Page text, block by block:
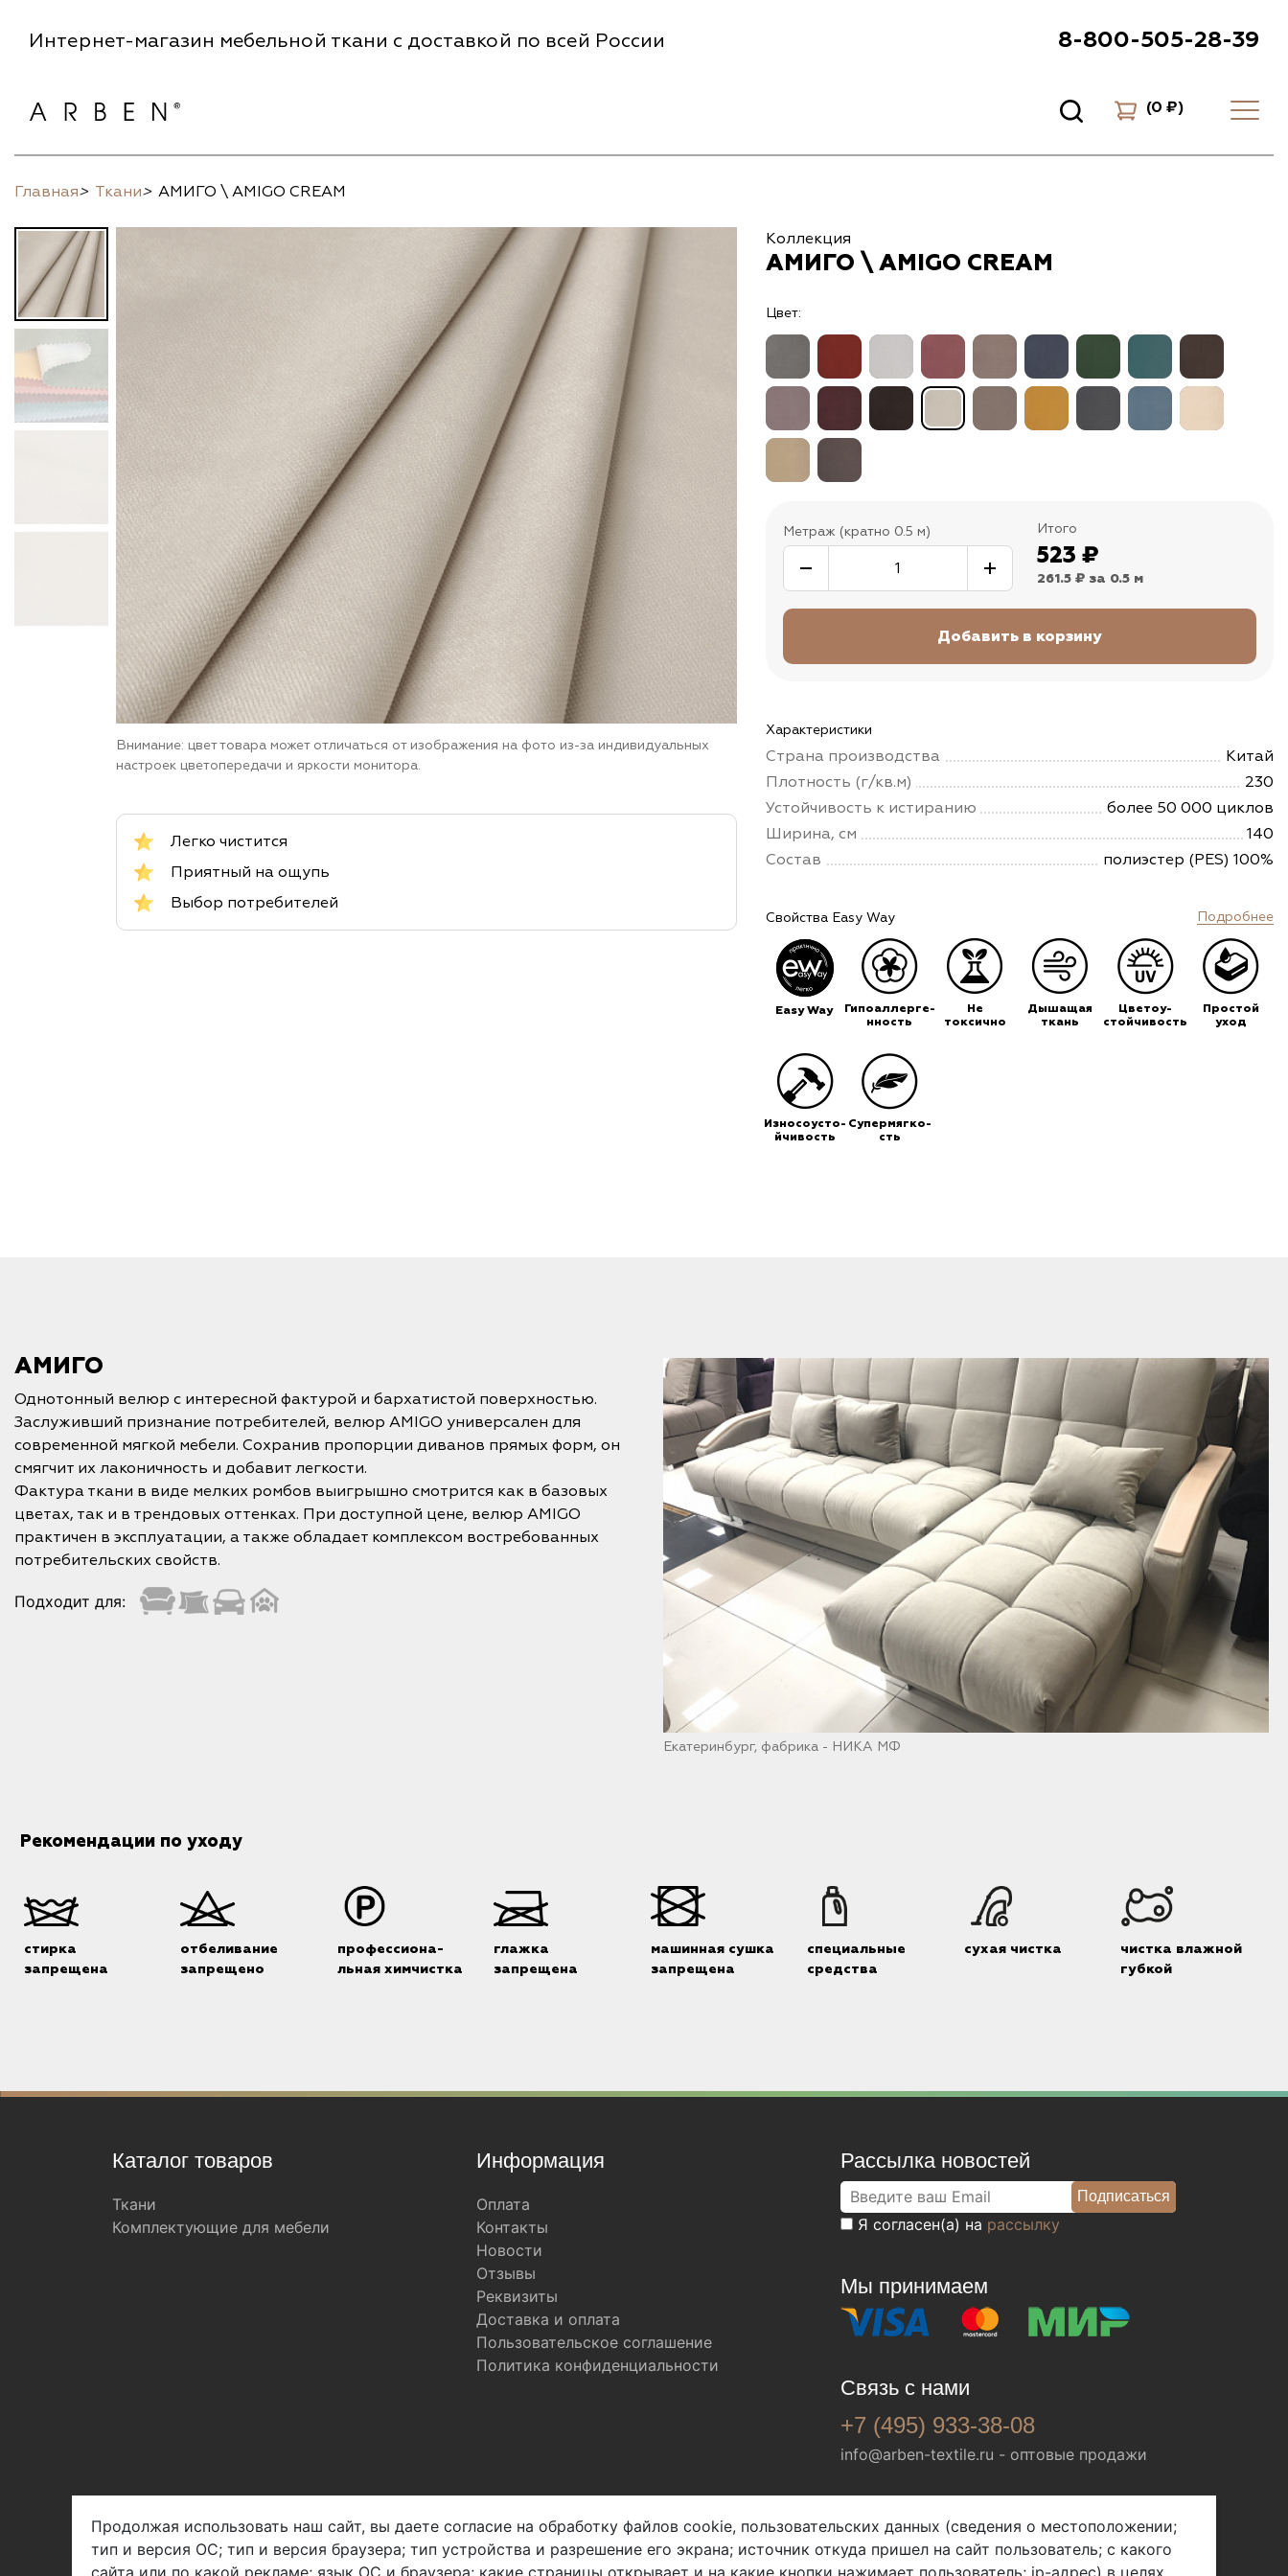
Интернет-магазин мебельной ткани с доставкой по всей России 8-800-505-28-39
(0 ₽)
Главная> Ткани> АМИГО \ AMIGO CREAM
Внимание: цвет товара может отличаться от изображения на фото из-за индивидуальных
настроек цветопередачи и яркости монитора.
Легко чистится
Приятный на ощупь
Выбор потребителей
Коллекция
АМИГО \ AMIGO CREAM
Цвет:
Метраж (кратно 0.5 м) Итого
523 ₽
261.5 ₽ за 0.5 м
Характеристики
Страна производства
Китай
Плотность (г/кв.м)
230
Устойчивость к истиранию
более 50 000 циклов
Ширина, см
140
Состав
полиэстер (PES) 100%
Свойства Easy Way Подробнее
Easy Way
Гипоаллерге-
нность
Не
токсично
Дышащая
ткань
Цветоу-
стойчивость
Простой
уход
Износоусто-
йчивость
Супермягко-
сть
АМИГО
Однотонный велюр с интересной фактурой и бархатистой поверхностью.
Заслуживший признание потребителей, велюр AMIGO универсален для
современной мягкой мебели. Сохранив пропорции диванов прямых форм, он
смягчит их лаконичность и добавит легкости.
Фактура ткани в виде мелких ромбов выигрышно смотрится как в базовых
цветах, так и в трендовых оттенках. При доступной цене, велюр AMIGO
практичен в эксплуатации, а также обладает комплексом востребованных
потребительских свойств.
Подходит для:
Екатеринбург, фабрика - НИКА МФ
Рекомендации по уходу
стирка
запрещена
отбеливание
запрещено
профессиона-
льная химчистка
глажка
запрещена
машинная сушка
запрещена
специальные
средства
сухая чистка
чистка влажной
губкой
Каталог товаров
Ткани
Комплектующие для мебели
Информация
Оплата
Контакты
Новости
Отзывы
Реквизиты
Доставка и оплата
Пользовательское соглашение
Политика конфиденциальности
Рассылка новостей
Я согласен(а) на рассылку
Мы принимаем
Связь с нами
+7 (495) 933-38-08
info@arben-textile.ru - оптовые продажи
Арбен текстиль г. Щелково, пер.
Мы в соц. сетях
Продолжая использовать наш сайт, вы даете согласие на обработку файлов cookie, пользовательских данных (сведения о местоположении;
тип и версия ОС; тип и версия браузера; тип устройства и разрешение его экрана; источник откуда пришел на сайт пользователь; с какого
сайта или по какой рекламе; язык ОС и браузера; какие страницы открывает и на какие кнопки нажимает пользователь; ip-адрес) в целях